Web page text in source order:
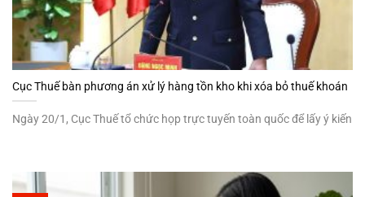
Cục Thuế bàn phương án xử lý hàng tồn kho khi xóa bỏ thuế khoán
Ngày 20/1, Cục Thuế tổ chức họp trực tuyến toàn quốc để lấy ý kiến